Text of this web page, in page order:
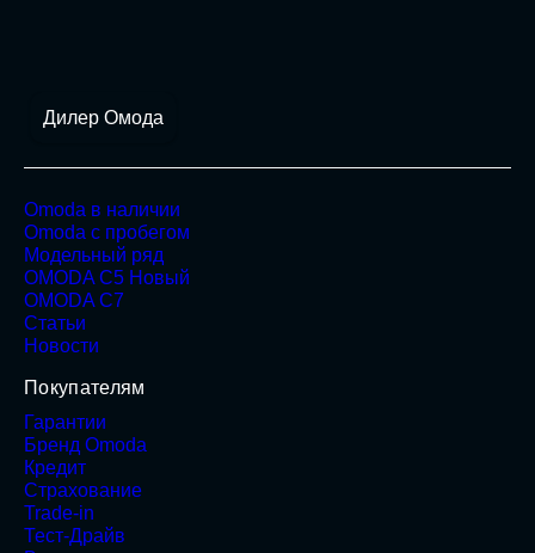
Omoda в наличии
Omoda с пробегом
Модельный ряд
OMODA C5 Новый
OMODA C7
Статьи
Новости
Покупателям
Гарантии
Бренд Omoda
Кредит
Страхование